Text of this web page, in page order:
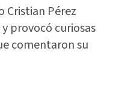
Cristian Pérez
provocó curiosas
comentaron su